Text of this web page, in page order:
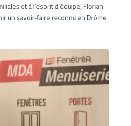
et à l'esprit d'équipe, Florian
un savoir-faire reconnu en Drôme